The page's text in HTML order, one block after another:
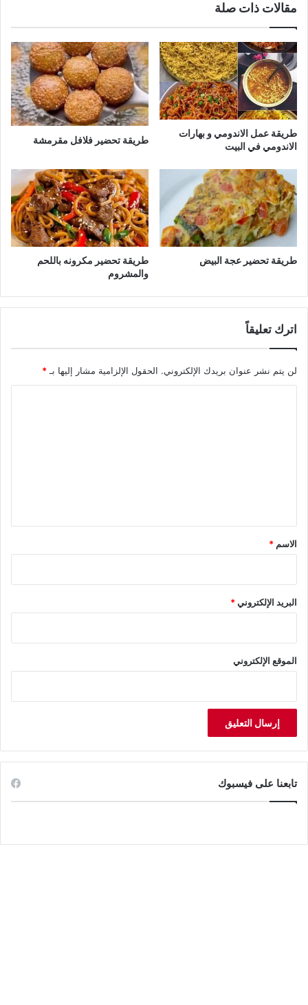
مقالات ذات صلة
طريقة عمل الاندومي و بهارات
الاندومي في البيت
طريقة تحضير فلافل مقرمشة
طريقة تحضير عجة البيض
طريقة تحضير مكرونه باللحم
والمشروم
اترك تعليقاً
لن يتم نشر عنوان بريدك الإلكتروني. الحقول الإلزامية مشار إليها بـ *
*
الاسم *
البريد الإلكتروني*
الموقع الإلكتروني
تابعنا على فيسبوك